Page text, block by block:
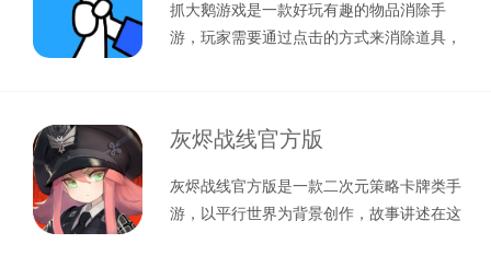
抓大鹅游戏是一款好玩有趣的物品消除手
游，玩家需要通过点击的方式来消除道具，
灰烬战线官方版
灰烬战线官方版是一款二次元策略卡牌类手
游，以平行世界为背景创作，故事讲述在这